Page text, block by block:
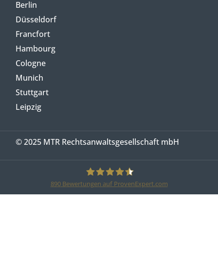
Berlin
Düsseldorf
Francfort
Hambourg
Cologne
Munich
Stuttgart
Leipzig
© 2025 MTR Rechtsanwaltsgesellschaft mbH
890Bewertungen auf ProvenExpert.com